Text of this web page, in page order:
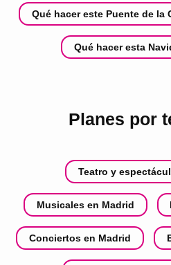
Qué hacer este Puente de
Qué hacer esta
Planes por
Teatro y
Musicales en Madrid
Conciertos en Madrid